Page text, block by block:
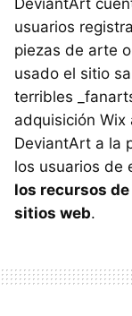
usuarios
piezas de arte
usado el sitio
terribles
adquisición
DeviantArt a la
los usuarios de
los recursos
sitios web.